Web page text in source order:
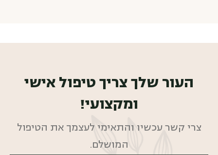
העור שלך צריך טיפול אישי
ומקצועי!
צרי קשר עכשיו והתאימי לעצמך את הטיפול
המושלם.